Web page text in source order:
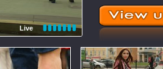
Live